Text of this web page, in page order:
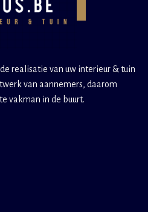
realisatie van uw interieur & tuin
van aannemers, daarom
vakman in de buurt.